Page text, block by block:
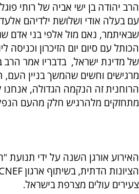
הרב יהודה בן ישי אביה של רותי
עם בעלה אודי ושלושת ילדיהם
שבאיתמר, נאם מול אלפי בני אדם
של מדינת ישראל, בדבריו אמר הרב
מרגישים וחשים שהמשך בניין
הרוחנית זה הנקמה הגדולה, אנחנו
מתחזקים מלהרגיש חלק מהעם
האירוע אורגן השנה על ידי תנועת
צעירים עולים מצרפת בישראל.